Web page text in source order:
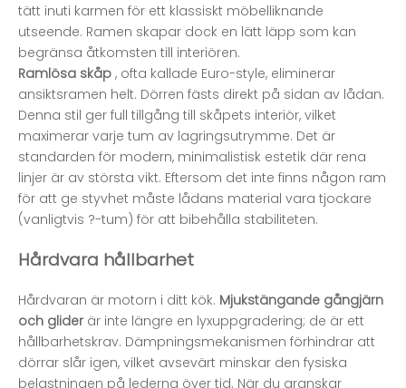
tätt inuti karmen för ett klassiskt möbelliknande
utseende. Ramen skapar dock en lätt läpp som kan
begränsa åtkomsten till interiören.
Ramlösa skåp , ofta kallade Euro-style, eliminerar
ansiktsramen helt. Dörren fästs direkt på sidan av lådan.
Denna stil ger full tillgång till skåpets interiör, vilket
maximerar varje tum av lagringsutrymme. Det är
standarden för modern, minimalistisk estetik där rena
linjer är av största vikt. Eftersom det inte finns någon ram
för att ge styvhet måste lådans material vara tjockare
(vanligtvis ?-tum) för att bibehålla stabiliteten.
Hårdvara hållbarhet
Hårdvaran är motorn i ditt kök. Mjukstängande gångjärn
och glider är inte längre en lyxuppgradering; de är ett
hållbarhetskrav. Dämpningsmekanismen förhindrar att
dörrar slår igen, vilket avsevärt minskar den fysiska
belastningen på lederna över tid. När du granskar